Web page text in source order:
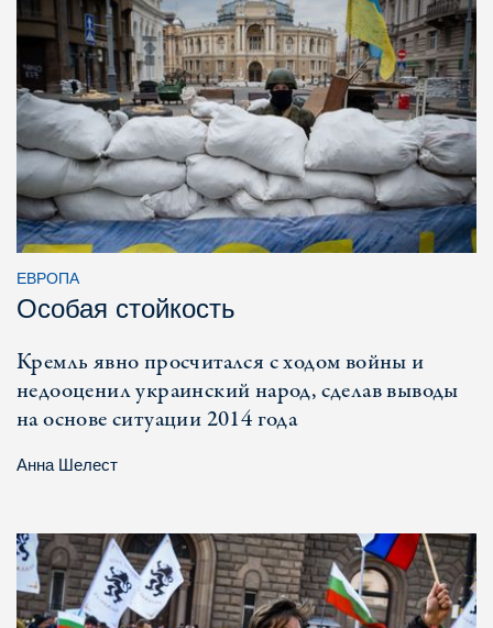
ЕВРОПА
Особая стойкость
Кремль явно просчитался с ходом войны и
недооценил украинский народ, сделав выводы
на основе ситуации 2014 года
Анна Шелест